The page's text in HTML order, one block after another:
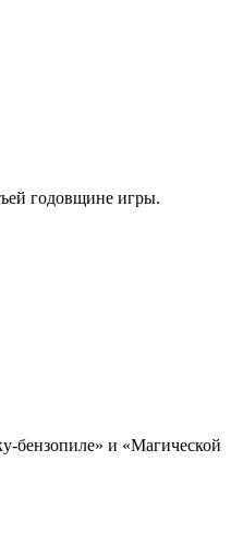
годовщине игры.
бензопиле» и «Магической